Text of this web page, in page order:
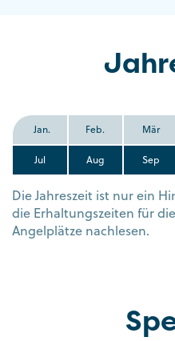
Jan. Feb. Mär
Jul Aug Sep
Die Jahreszeit ist nur ein
die Erhaltungszeiten für
Angelplätze nachlesen.